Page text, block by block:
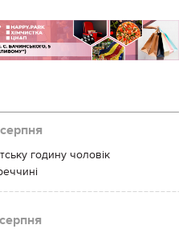
годину чоловік